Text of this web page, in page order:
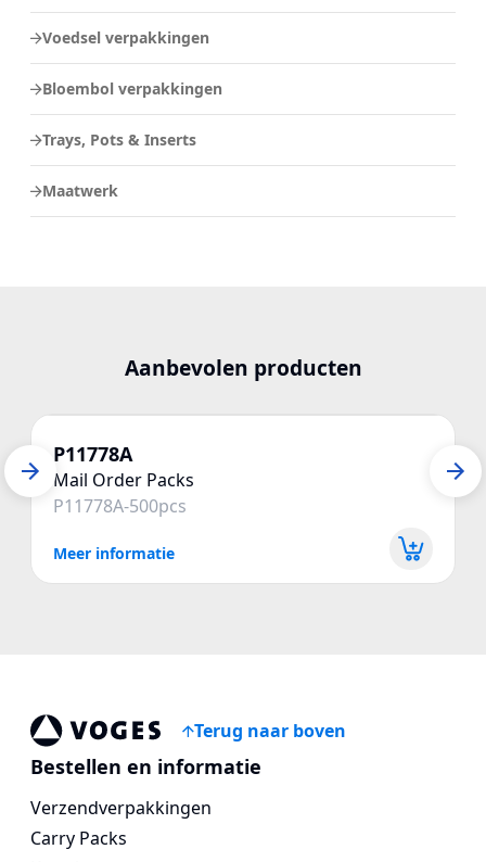
Voedsel verpakkingen
Bloembol verpakkingen
Trays, Pots & Inserts
Maatwerk
Aanbevolen producten
P11778A
Mail Order Packs
P11778A-500pcs
Meer informatie
Vogespackaging
Terug naar boven
Bestellen en informatie
Verzendverpakkingen
Carry Packs